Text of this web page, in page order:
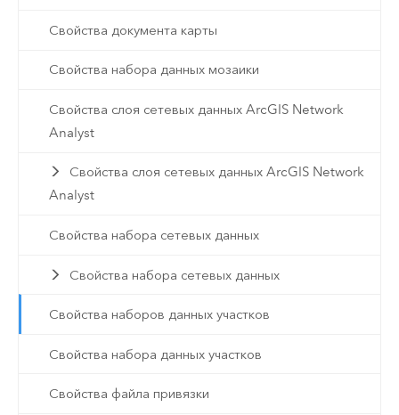
Свойства документа карты
Свойства набора данных мозаики
Свойства слоя сетевых данных ArcGIS Network
Analyst
Свойства слоя сетевых данных ArcGIS Network
Analyst
Свойства набора сетевых данных
Свойства набора сетевых данных
Свойства наборов данных участков
Свойства набора данных участков
Свойства файла привязки